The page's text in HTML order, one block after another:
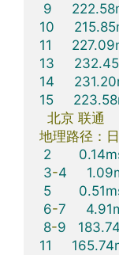
9
10
11
13
14
15
北京 联通
地理路径：
2
3-4
5
6-7
8-9
11